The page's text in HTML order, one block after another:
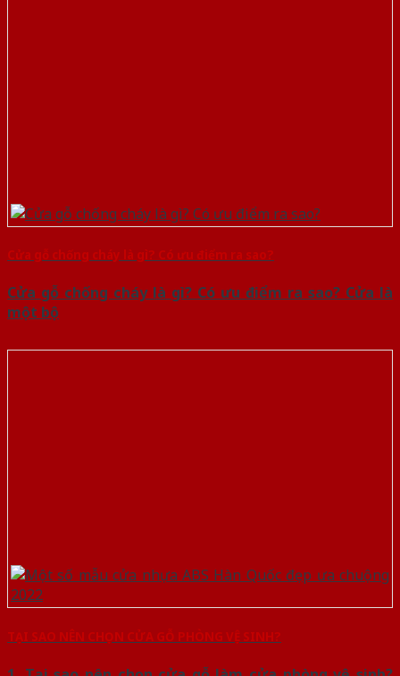
Cửa gỗ chống cháy là gì? Có ưu điểm ra sao?
Cửa gỗ chống cháy là gì? Có ưu điểm ra sao? Cửa là
một bộ
TẠI SAO NÊN CHỌN CỬA GỖ PHÒNG VỆ SINH?